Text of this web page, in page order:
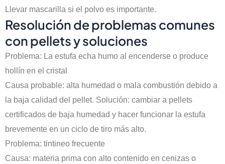
Llevar mascarilla si el polvo es importante.
Resolución de problemas comunes
con pellets y soluciones
Problema: La estufa echa humo al encenderse o produce
hollín en el cristal
Causa probable: alta humedad o mala combustión debido a
la baja calidad del pellet. Solución: cambiar a pellets
certificados de baja humedad y hacer funcionar la estufa
brevemente en un ciclo de tiro más alto.
Problema: tintineo frecuente
Causa: materia prima con alto contenido en cenizas o